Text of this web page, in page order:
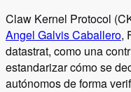
Claw Kernel Protocol
Angel Galvis Caballero,
datastrat, como una
estandarizar cómo se
autónomos de forma